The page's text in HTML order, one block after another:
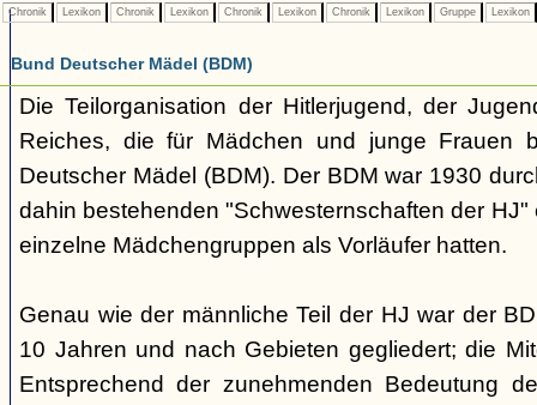
Chronik Lexikon Chronik Lexikon Chronik Lexikon Chronik Lexikon Gruppe Lexikon
Bund Deutscher Mädel (BDM)
Die Teilorganisation der Hitlerjugend, der
Reiches, die für Mädchen und junge Frauen
Deutscher Mädel (BDM). Der BDM war 1930
dahin bestehenden "Schwesternschaften der
einzelne Mädchengruppen als Vorläufer hatten.
Genau wie der männliche Teil der HJ war der
10 Jahren und nach Gebieten gegliedert; die
Entsprechend der zunehmenden Bedeutung